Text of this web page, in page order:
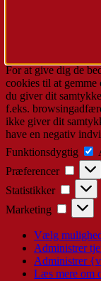
For at give dig de
cookies til at
du giver dit
f.eks.
ikke giver dit
have en negativ
Funktionsdygtig
Præferencer
Statistikker
Marketing
Vælg
Administrer
Administrer
Læs mere om